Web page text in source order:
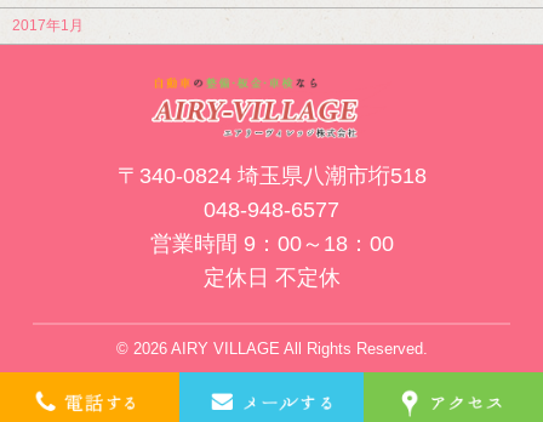
2017年1月
〒340-0824 埼玉県八潮市垳518
048-948-6577
営業時間 9：00～18：00
定休日 不定休
© 2026 AIRY VILLAGE All Rights Reserved.